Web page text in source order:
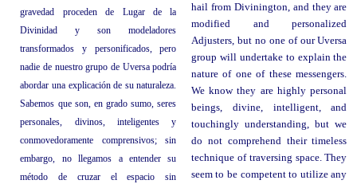
gravedad proceden de Lugar de la
Divinidad y son modeladores
transformados y personificados, pero
nadie de nuestro grupo de Uversa podría
abordar una explicación de su naturaleza.
Sabemos que son, en grado sumo, seres
personales, divinos, inteligentes y
conmovedoramente comprensivos; sin
embargo, no llegamos a entender su
método de cruzar el espacio sin
hail from Divinington, and they are
modified and personalized
Adjusters, but no one of our Uversa
group will undertake to explain the
nature of one of these messengers.
We know they are highly personal
beings, divine, intelligent, and
touchingly understanding, but we
do not comprehend their timeless
technique of traversing space. They
seem to be competent to utilize any